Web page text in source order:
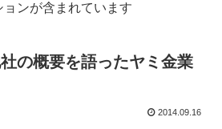
ンが含まれています
の概要を語ったヤミ金業
2014.09.16